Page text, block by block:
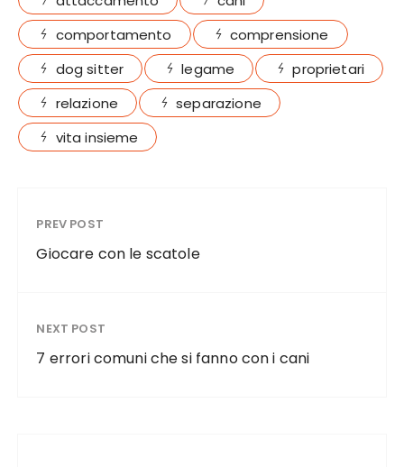
b
o
o
k
r st
comportamento
comprensione
dog sitter
legame
proprietari
relazione
separazione
vita insieme
PREV POST
Giocare con le scatole
NEXT POST
7 errori comuni che si fanno con i cani